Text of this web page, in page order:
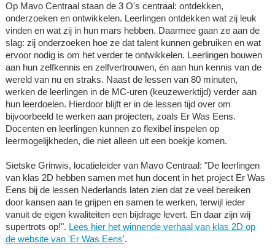
Op Mavo Centraal staan de 3 O's centraal: ontdekken,
onderzoeken en ontwikkelen. Leerlingen ontdekken wat zij leuk
vinden en wat zij in hun mars hebben. Daarmee gaan ze aan de
slag: zij onderzoeken hoe ze dat talent kunnen gebruiken en wat
ervoor nodig is om het verder te ontwikkelen. Leerlingen bouwen
aan hun zelfkennis en zelfvertrouwen, én aan hun kennis van de
wereld van nu en straks. Naast de lessen van 80 minuten,
werken de leerlingen in de MC-uren (keuzewerktijd) verder aan
hun leerdoelen. Hierdoor blijft er in de lessen tijd over om
bijvoorbeeld te werken aan projecten, zoals Er Was Eens.
Docenten en leerlingen kunnen zo flexibel inspelen op
leermogelijkheden, die niet alleen uit een boekje komen.
Sietske Grinwis, locatieleider van Mavo Centraal: "De leerlingen
van klas 2D hebben samen met hun docent in het project Er Was
Eens bij de lessen Nederlands laten zien dat ze veel bereiken
door kansen aan te grijpen en samen te werken, terwijl ieder
vanuit de eigen kwaliteiten een bijdrage levert. En daar zijn wij
supertrots op!". Lees hier het winnende verhaal van klas 2D op
de website van 'Er Was Eens'.